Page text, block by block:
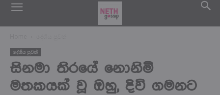
දේශිය පුවත්
සිනමා තිරයේ නොනිමි
මතකයක් වූ ඔහු, දිවි ගමනට